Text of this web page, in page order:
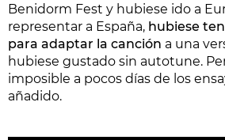
Benidorm Fest y hubiese ido a
representar a España, hubiese
para adaptar la canción a una
hubiese gustado sin autotune.
imposible a pocos días de los
añadido.